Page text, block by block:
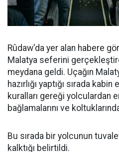
Rûdaw'da yer alan habere
Malatya seferini
meydana geldi. Uçağın
hazırlığı yaptığı sırada
kuralları gereği yolculardan
bağlamalarını ve
Bu sırada bir yolcunun
kalktığı belirtildi.